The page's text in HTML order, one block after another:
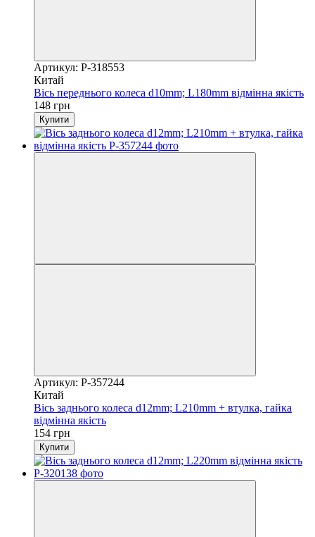
Артикул: P-318553
Китай
Вісь переднього колеса d10mm; L180mm відмінна якість
148 грн
Купити
Артикул: P-357244
Китай
Вісь заднього колеса d12mm; L210mm + втулка, гайка
відмінна якість
154 грн
Купити